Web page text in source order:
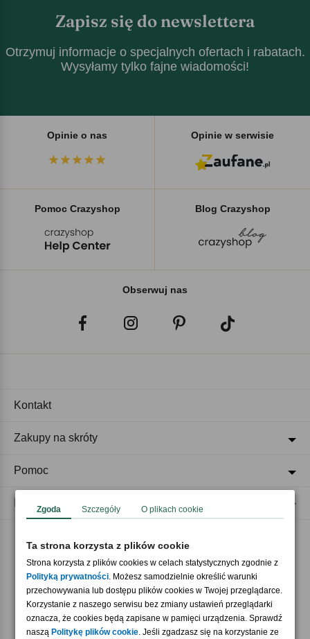
Zapisz się do newslettera
Otrzymuj informacje o specjalnych ofertach i rabatach.
Wysyłamy tylko fajne wiadomości!
Opinie o nas Opinie w serwisie
Pomoc Crazyshop Blog Crazyshop
Obserwuj nas
Akceptujemy płatności
Kontakt
Zakupy na skróty
Pomoc
Zgoda Szczegóły O plikach cookie
Ta strona korzysta z plików cookie
Strona korzysta z plików cookies w celach statystycznych zgodnie z
Polityką prywatności. Możesz samodzielnie określić warunki
przechowywania lub dostępu plików cookies w Twojej przeglądarce.
Korzystanie z naszego serwisu bez zmiany ustawień przeglądarki
oznacza, że cookies będą zapisane w pamięci urządzenia. Sprawdź
naszą Politykę plików cookie. Jeśli zgadzasz się na korzystanie ze